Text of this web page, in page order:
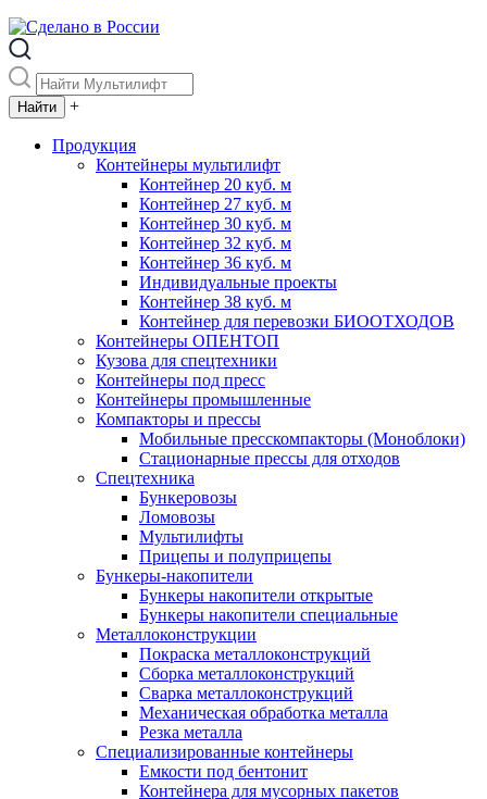
+
Продукция
Контейнеры мультилифт
Контейнер 20 куб. м
Контейнер 27 куб. м
Контейнер 30 куб. м
Контейнер 32 куб. м
Контейнер 36 куб. м
Индивидуальные проекты
Контейнер 38 куб. м
Контейнер для перевозки БИООТХОДОВ
Контейнеры ОПЕНТОП
Кузова для спецтехники
Контейнеры под пресс
Контейнеры промышленные
Компакторы и прессы
Мобильные пресскомпакторы (Моноблоки)
Стационарные прессы для отходов
Спецтехника
Бункеровозы
Ломовозы
Мультилифты
Прицепы и полуприцепы
Бункеры-накопители
Бункеры накопители открытые
Бункеры накопители специальные
Металлоконструкции
Покраска металлоконструкций
Сборка металлоконструкций
Сварка металлоконструкций
Механическая обработка металла
Резка металла
Специализированные контейнеры
Емкости под бентонит
Контейнера для мусорных пакетов